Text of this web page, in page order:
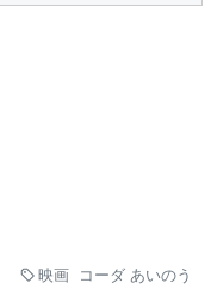
映画
コーダ あいのう